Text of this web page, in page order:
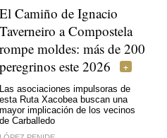
El Camiño de Ignacio
Taverneiro a Compostela
rompe moldes: más de 200
peregrinos este 2026
Las asociaciones impulsoras de
esta Ruta Xacobea buscan una
mayor implicación de los vecinos
de Carballedo